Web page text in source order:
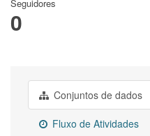
Seguidores
0
Conjuntos de dados
Fluxo de Atividades